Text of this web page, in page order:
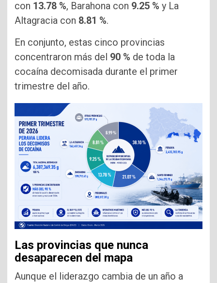
con 13.78 %, Barahona con 9.25 % y La
Altagracia con 8.81 %.
En conjunto, estas cinco provincias
concentraron más del 90 % de toda la
cocaína decomisada durante el primer
trimestre del año.
Las provincias que nunca
desaparecen del mapa
Aunque el liderazgo cambia de un año a